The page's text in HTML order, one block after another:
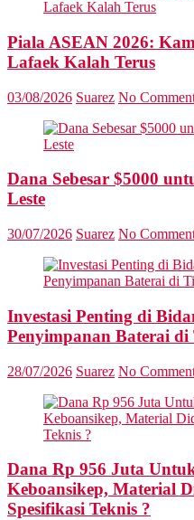
Piala ASEAN 2026:
Lafaek Kalah Terus
03/08/2026 Suarez No
Dana Sebesar $5000
Leste
30/07/2026 Suarez No
Investasi Penting di
Penyimpanan Baterai di
28/07/2026 Suarez No
Dana Rp 956 Juta
Keboansikep, Material
Spesifikasi Teknis ?